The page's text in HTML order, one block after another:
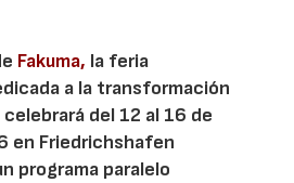
Fakuma, la feria
a la transformación
del 12 al 16 de
en Friedrichshafen
programa paralelo